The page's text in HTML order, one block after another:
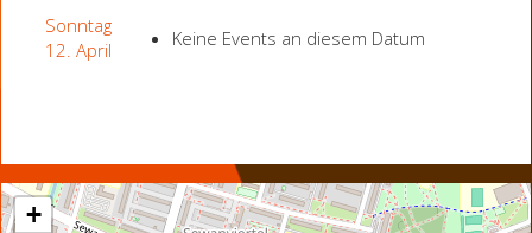
Sonntag
12. April
Keine Events an diesem Datum
+